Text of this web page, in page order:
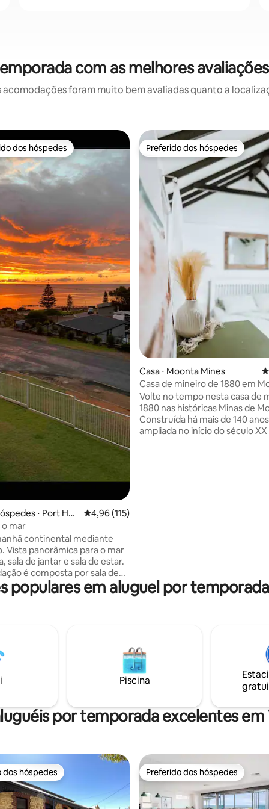
com as melhores
acomodações foram muito bem avaliadas quanto a
de 5, 81 avaliações
preferidos dos hóspedes
dos hóspedes
⋅ Port Hug
4,96 de uma avaliação média de 5, 115
4,96 (115)
o mar
continental mediante
Vista panorâmica para o mar
sala de jantar e sala de estar.
é composta por sala de
de jantar/familiar e cozinha.
uma cama queen size,
Espaço para barco
fora. Campo de golfe de 9
por Greg Norman nas
Os proprietários moram
Cachorro no local.
Preferido dos hóspedes
Preferido dos hóspedes
Casa ⋅ Moonta Mines
Casa de mineiro de 1880 em
Mines – Patrimônio
Volte no tempo nesta casa de
1880 nas históricas Minas de
Construída há mais de 140
ampliada no início do século
populares em aluguel por
Piscina
por temporada excelentes em
dos hóspedes
dos hóspedes Preferido dos hóspedes
Preferido dos hóspedes